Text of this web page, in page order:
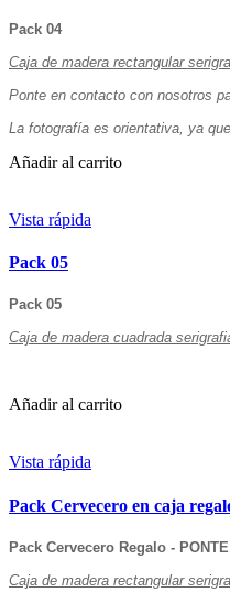
Pack 04
Caja de madera rectangular
Ponte en contacto con nosotros
La fotografía es orientativa, ya
Añadir al carrito
Vista rápida
Pack 05
Pack 05
Caja de madera cuadrada
Añadir al carrito
Vista rápida
Pack Cervecero en caja
Pack Cervecero Regalo -
Caja de madera rectangular